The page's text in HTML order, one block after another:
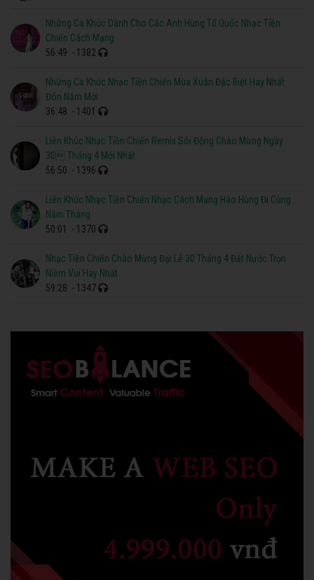
Những Ca Khúc Dành Cho Các Anh Hùng Tổ Quốc Nhạc Tiền
Chiến Cách Mạng
56:49 - 1382
Những Ca Khúc Nhạc Tiền Chiến Mùa Xuân Đặc Biệt Hay Nhất
Đón Năm Mới
36:48 - 1401
Liên Khúc Nhạc Tiền Chiến Remix Sôi Động Chào Mừng Ngày
30 Tháng 4 Mới Nhất
56:50 - 1396
Liên Khúc Nhạc Tiền Chiến Nhạc Cách Mạng Hào Hùng Đi Cùng
Năm Tháng
50:01
- 1370
Nhạc Tiền Chiến Chào Mừng Đại Lễ 30 Tháng 4 Đất Nước Trọn
Niềm Vui Hay Nhất
59:28 - 1347